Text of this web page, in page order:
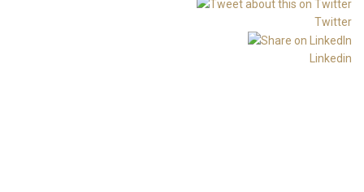
Twitter
Linkedin